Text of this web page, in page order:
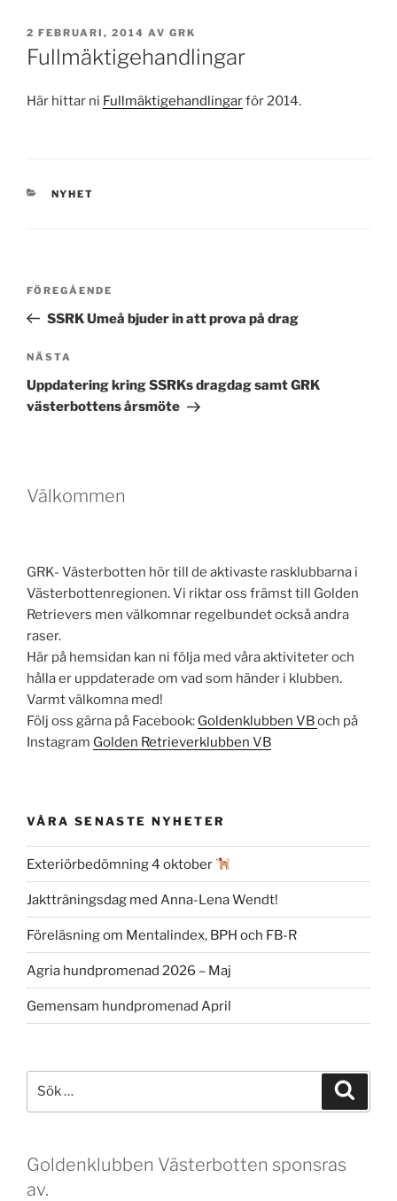
PUBLICERAT
2 FEBRUARI, 2014 AV GRK
Fullmäktigehandlingar
Här hittar ni Fullmäktigehandlingarför 2014.
KATEGORIER
NYHET
Inläggsnavigering
Föregående
inlägg
FÖREGÅENDE
SSRK Umeå bjuder in att prova på drag
Nästa
inlägg
NÄSTA
Uppdatering kring SSRKs dragdag samt GRK
västerbottens årsmöte
Välkommen
GRK- Västerbotten hör till de aktivaste rasklubbarna i
Västerbottenregionen. Vi riktar oss främst till Golden
Retrievers men välkomnar regelbundet också andra
raser.
Här på hemsidan kan ni följa med våra aktiviteter och
hålla er uppdaterade om vad som händer i klubben.
Varmt välkomna med!
Följ oss gärna på Facebook: Goldenklubben VBoch på
Instagram Golden Retrieverklubben VB
VÅRA SENASTE NYHETER
Exteriörbedömning 4 oktober
Jaktträningsdag med Anna-Lena Wendt!
Föreläsning om Mentalindex, BPH och FB-R
Agria hundpromenad 2026 – Maj
Gemensam hundpromenad April
efter:
Goldenklubben Västerbotten sponsras
av.